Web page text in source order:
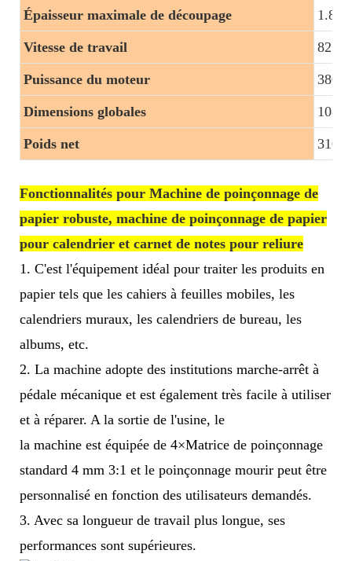
Épaisseur maximale de découpage
Vitesse de travail 82
Puissance du moteur 380
Dimensions globales
Poids net 310kg
Fonctionnalités pour Machine de poinçonnage de
papier robuste, machine de poinçonnage de papier
pour calendrier et carnet de notes pour reliure
1. C'est l'équipement idéal pour traiter les produits en
papier tels que les cahiers à feuilles mobiles, les
calendriers muraux, les calendriers de bureau, les
albums, etc.
2. La machine adopte des institutions marche-arrêt à
pédale mécanique et est également très facile à utiliser
et à réparer. A la sortie de l'usine, le
la machine est équipée de 4×Matrice de poinçonnage
standard 4 mm 3:1 et le poinçonnage mourir peut être
personnalisé en fonction des utilisateurs demandés.
3. Avec sa longueur de travail plus longue, ses
performances sont supérieures.